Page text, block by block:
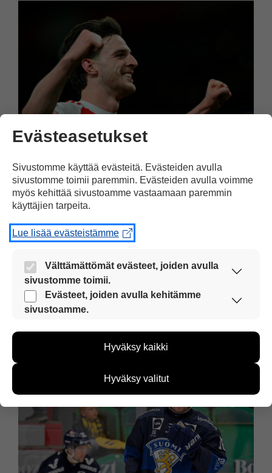
Arsenal on Valioliigan
mestari
Urheilu 20.05.2026
Arsenal on Englannin Valioliigan mestari.
Arsenal varmisti mestaruuden tiistaina.
Arsenal voitti Valioliigan mestaruuden
viimeksi yli 20 vuotta sitten.
Evästeasetukset
Sivustomme käyttää evästeitä. Evästeiden avulla
sivustomme toimii paremmin. Evästeiden avulla voimme
myös kehittää sivustoamme vastaamaan paremmin
käyttäjien tarpeita.
Lue lisää evästeistämme
Välttämättömät evästeet, joiden avulla
sivustomme toimii.
Nämä evästeet ovat aina käytössä, jotta
sivustoamme voi käyttää sujuvasti ja turvallisesti.
Evästeet, joiden avulla kehitämme
sivustoamme.
kehittää sivustoamme vastaamaan paremmin
kävijämääristä ja siitä, mitä sivuja käytetään ja
miten sivuilla liikutaan. Emme kuitenkaan kerää
yksittäiseen käyttäjään.
Voit valita, hyväksytkö näiden evästeiden käytön.
Hyväksy kaikki
Hyväksy valitut